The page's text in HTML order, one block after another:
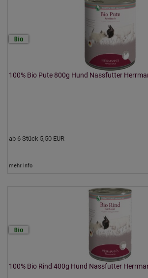
100% Bio Pute 800g Hund Nassfutter
ab 6 Stück 5,50 EUR
mehr Info
100% Bio Rind 400g Hund Nassfutter